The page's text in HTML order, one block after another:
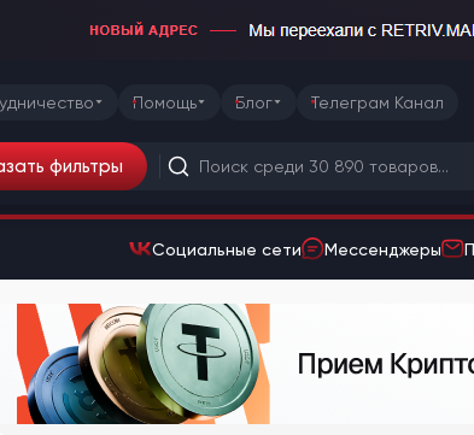
Помощь Блог Телеграм Канал
фильтры
Социальные сети Мессенджеры